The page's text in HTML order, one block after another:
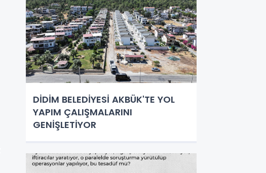
DİDİM BELEDİYESİ AKBÜK'TE YOL
YAPIM ÇALIŞMALARINI
GENİŞLETİYOR